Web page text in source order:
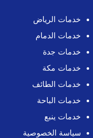
خدمات الرياض
خدمات الدمام
خدمات جدة
خدمات مكة
خدمات الطائف
خدمات الباحة
خدمات ينبع
سياسة الخصوصية